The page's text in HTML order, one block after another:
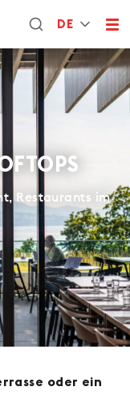
DE
Restaurants im
oder ein